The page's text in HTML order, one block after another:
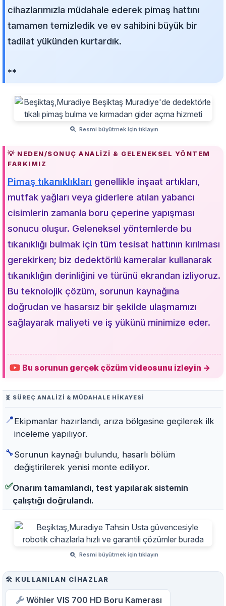
cihazlarımızla müdahale ederek pimaş hattını
tamamen temizledik ve ev sahibini büyük bir
tadilat yükünden kurtardık.
**
Resmi büyütmek için tıklayın
💡 NEDEN/SONUÇ ANALIZI & GELENEKSEL YÖNTEM
FARKIMIZ
Pimaş tıkanıklıkları genellikle inşaat artıkları,
mutfak yağları veya giderlere atılan yabancı
cisimlerin zamanla boru çeperine yapışması
sonucu oluşur. Geleneksel yöntemlerde bu
tıkanıklığı bulmak için tüm tesisat hattının kırılması
gerekirken; biz dedektörlü kameralar kullanarak
tıkanıklığın derinliğini ve türünü ekrandan izliyoruz.
Bu teknolojik çözüm, sorunun kaynağına
doğrudan ve hasarsız bir şekilde ulaşmamızı
sağlayarak maliyeti ve iş yükünü minimize eder.
Bu sorunun gerçek çözüm videosunu izleyin →
🧬 SÜREÇ ANALIZI & MÜDAHALE HIKAYESI
📍Ekipmanlar hazırlandı, arıza bölgesine geçilerek ilk
inceleme yapılıyor.
🔧Sorunun kaynağı bulundu, hasarlı bölüm
değiştirilerek yenisi monte ediliyor.
✅Onarım tamamlandı, test yapılarak sistemin
çalıştığı doğrulandı.
Resmi büyütmek için tıklayın
🛠️ KULLANILAN CIHAZLAR
Wöhler VIS 700 HD Boru Kamerası